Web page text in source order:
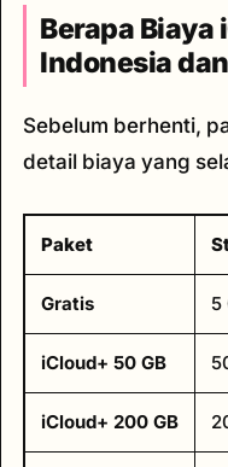
Berapa Biaya
Indonesia
Sebelum berhenti,
detail biaya yang
Paket
Gratis 5
iCloud+ 50 GB
iCloud+ 200 GB